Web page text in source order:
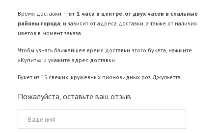
Время доставки — от 1 часа в центре, от двух часов в спальные
районы города, и зависит от адреса доставки, а также от наличия
цветов в момент заказа.
Чтобы узнать ближайшее время доставки этого букета, нажмите
«Купить» и укажите адрес доставки.
Букет из 15 свежих, кружевных пионовидных роз Джульетта
Пожалуйста, оставьте ваш отзыв